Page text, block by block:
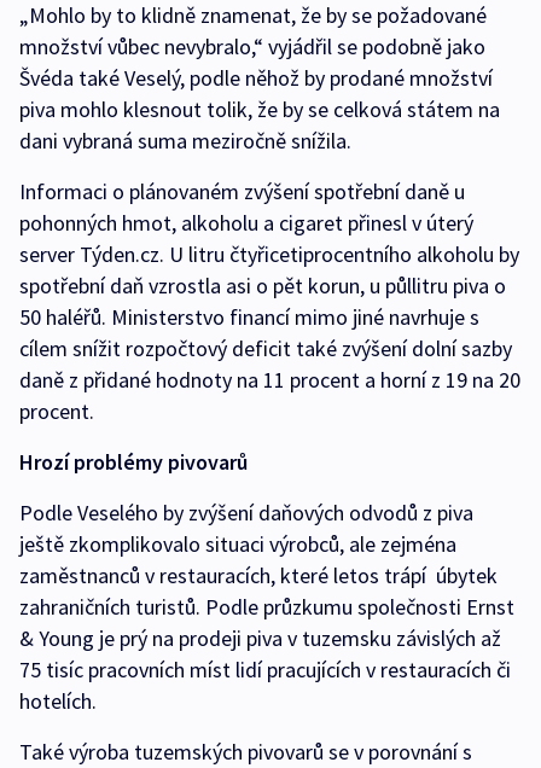
„Mohlo by to klidně znamenat, že by se požadované
množství vůbec nevybralo,“ vyjádřil se podobně jako
Švéda také Veselý, podle něhož by prodané množství
piva mohlo klesnout tolik, že by se celková státem na
dani vybraná suma meziročně snížila.
Informaci o plánovaném zvýšení spotřební daně u
pohonných hmot, alkoholu a cigaret přinesl v úterý
server Týden.cz. U litru čtyřicetiprocentního alkoholu by
spotřební daň vzrostla asi o pět korun, u půllitru piva o
50 haléřů. Ministerstvo financí mimo jiné navrhuje s
cílem snížit rozpočtový deficit také zvýšení dolní sazby
daně z přidané hodnoty na 11 procent a horní z 19 na 20
procent.
Hrozí problémy pivovarů
Podle Veselého by zvýšení daňových odvodů z piva
ještě zkomplikovalo situaci výrobců, ale zejména
zaměstnanců v restauracích, které letos trápí úbytek
zahraničních turistů. Podle průzkumu společnosti Ernst
& Young je prý na prodeji piva v tuzemsku závislých až
75 tisíc pracovních míst lidí pracujících v restauracích či
hotelích.
Také výroba tuzemských pivovarů se v porovnání s